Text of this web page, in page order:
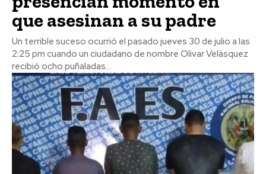
que asesinan a su padre
Un terrible suceso ocurrió el pasado jueves 30 de julio a las
2:25 pm cuando un ciudadano de nombre Olivar Velásquez
recibió ocho puñaladas...